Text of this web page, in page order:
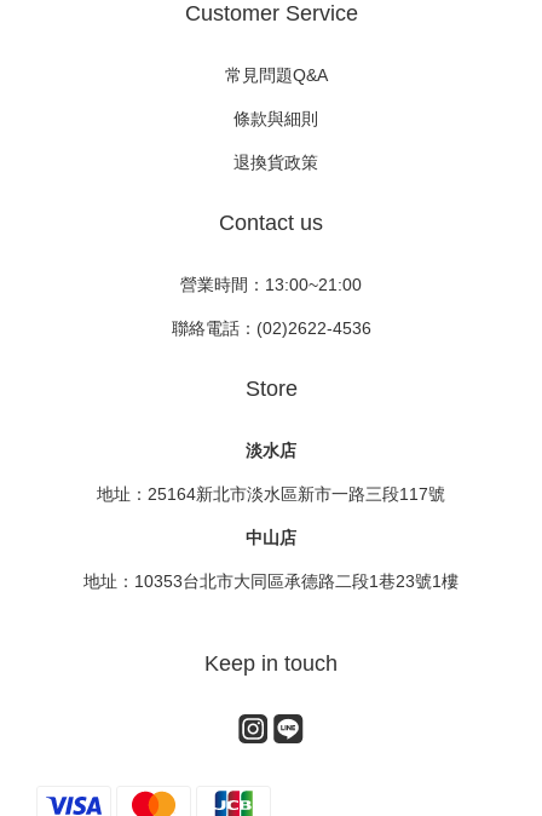
Customer Service
常見問題Q&A
條款與細則
退換貨政策
Contact us
營業時間：13:00~21:00
聯絡電話：(02)2622-4536
Store
淡水店
地址：25164新北市淡水區新市一路三段117號
中山店
地址：10353台北市大同區承德路二段1巷23號1樓
Keep in touch